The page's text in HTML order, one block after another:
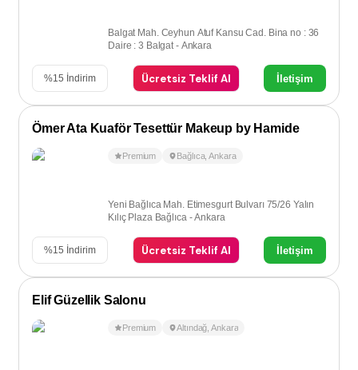
Balgat Mah. Ceyhun Atuf Kansu Cad. Bina no : 36
Daire : 3 Balgat - Ankara
%15 İndirim Ücretsiz Teklif Al İletişim
Ömer Ata Kuaför Tesettür Makeup by Hamide
Premium Bağlıca,Ankara
Yeni Bağlıca Mah. Etimesgurt Bulvarı 75/26 Yalın
Kılıç Plaza Bağlıca - Ankara
%15 İndirim Ücretsiz Teklif Al İletişim
Elif Güzellik Salonu
Premium Altındağ ,Ankara